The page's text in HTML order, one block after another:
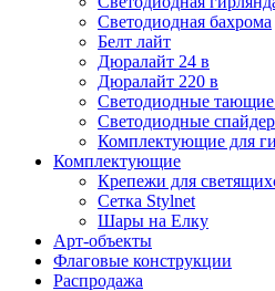
Светодиодная бахрома
Белт лайт
Дюралайт 24 в
Дюралайт 220 в
Светодиодные тающие
Светодиодные
Комплектующие для
Комплектующие
Крепежи для
Сетка Stylnet
Шары на Елку
Арт-объекты
Флаговые конструкции
Распродажа